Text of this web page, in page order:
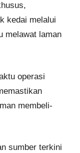
kedai melalui
melawat laman
operasi
membeli-
sumber terkini